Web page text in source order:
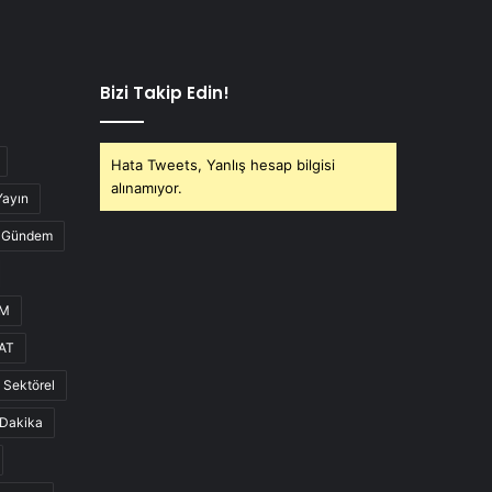
Gündem
Sektörel
Bizi Takip Edin!
Hata Tweets, Yanlış hesap bilgisi
alınamıyor.